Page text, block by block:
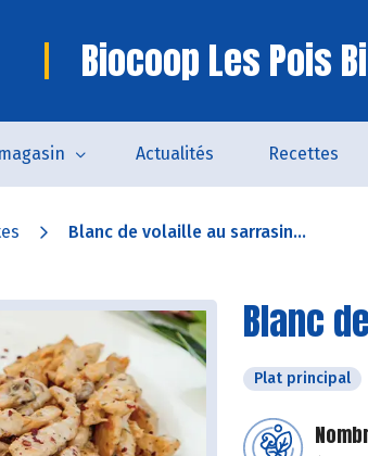
Biocoop Les Pois
Actualités Recettes
Blanc de volaille au sarrasin...
Blanc
Plat principal